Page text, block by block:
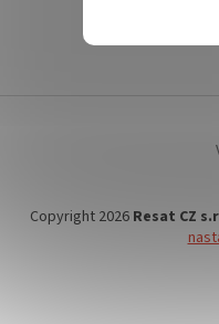
Copyright 2026 Resat CZ